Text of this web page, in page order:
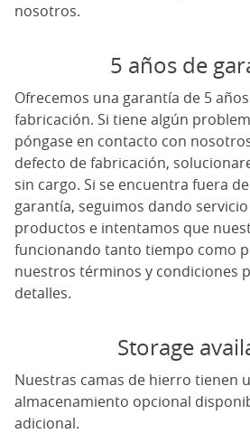
nosotros.
5 años de
Ofrecemos una garantía de 5
fabricación. Si tiene algún
póngase en contacto con
defecto de fabricación,
sin cargo. Si se encuentra fuera
garantía, seguimos dando
productos e intentamos que
funcionando tanto tiempo como
nuestros términos y condiciones
detalles.
Storage
Nuestras camas de hierro tienen
almacenamiento opcional
adicional.